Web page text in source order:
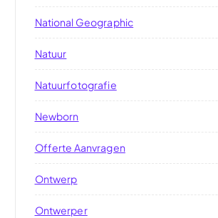
National Geographic
Natuur
Natuurfotografie
Newborn
Offerte Aanvragen
Ontwerp
Ontwerper